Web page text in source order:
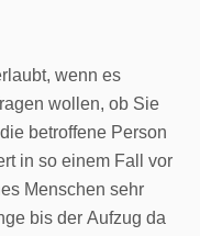
wenn es
wollen, ob Sie
betroffene Person
in so einem Fall vor
Menschen sehr
bis der Aufzug da